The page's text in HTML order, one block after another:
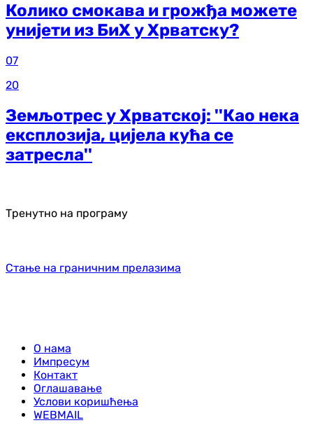
Колико смокава и грожђа можете
унијети из БиХ у Хрватску?
07
20
Земљотрес у Хрватској: ''Као нека
експлозија, цијела кућа се
затресла''
Тренутно на програму
Стање на граничним прелазима
О нама
Импресум
Контакт
Оглашавање
Услови коришћења
WEBMAIL